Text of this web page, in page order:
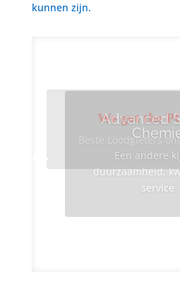
kunnen zijn.
Advanced
Een andere
duurzaamheid,
service
We got the
Beste Loodgieters